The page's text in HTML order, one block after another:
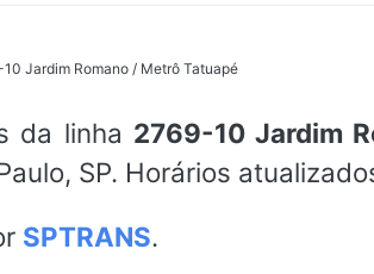
10 Jardim Romano / Metrô Tatuapé
da linha 2769-10 Jardim
SP. Horários
SPTRANS.